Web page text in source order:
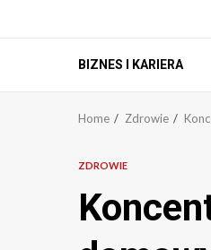
BIZNES I KARIERA
Home Zdrowie
ZDROWIE